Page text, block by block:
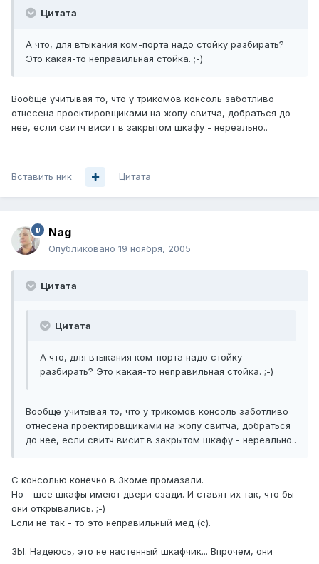
Цитата
А что, для втыкания ком-порта надо стойку разбирать?
Это какая-то неправильная стойка. ;-)
Вообще учитывая то, что у трикомов консоль заботливо
отнесена проектировщиками на жопу свитча, добраться до
нее, если свитч висит в закрытом шкафу - нереально..
Вставить ник Цитата
Nag
Опубликовано 19 ноября, 2005
Цитата
Цитата
А что, для втыкания ком-порта надо стойку
разбирать? Это какая-то неправильная стойка. ;-)
Вообще учитывая то, что у трикомов консоль заботливо
отнесена проектировщиками на жопу свитча, добраться
до нее, если свитч висит в закрытом шкафу - нереально..
С консолью конечно в 3коме промазали.
Но - шсе шкафы имеют двери сзади. И ставят их так, что бы
они открывались. ;-)
Если не так - то это неправильный мед (с).
ЗЫ. Надеюсь, это не настенный шкафчик... Впрочем, они